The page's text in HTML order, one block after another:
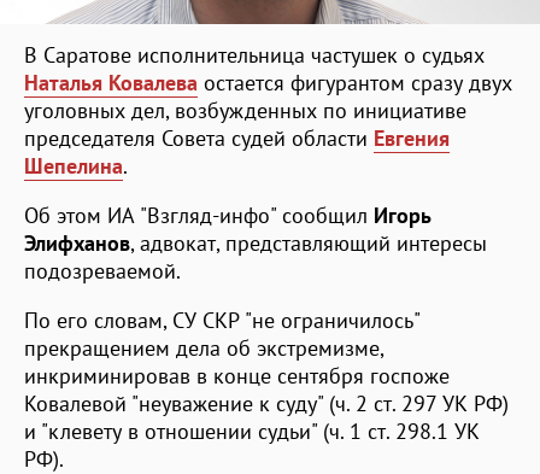
В Саратове исполнительница частушек о судьях
Наталья Ковалева остается фигурантом сразу двух
уголовных дел, возбужденных по инициативе
председателя Совета судей области Евгения
Шепелина.
Об этом ИА "Взгляд-инфо" сообщил Игорь
Элифханов, адвокат, представляющий интересы
подозреваемой.
По его словам, СУ СКР "не ограничилось"
прекращением дела об экстремизме,
инкриминировав в конце сентября госпоже
Ковалевой "неуважение к суду" (ч. 2 ст. 297 УК РФ)
и "клевету в отношении судьи" (ч. 1 ст. 298.1 УК
РФ).